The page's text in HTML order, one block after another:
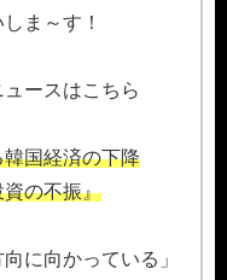
ま～す！
ースはこちら
国経済の下降
の不振』
に向かっている」